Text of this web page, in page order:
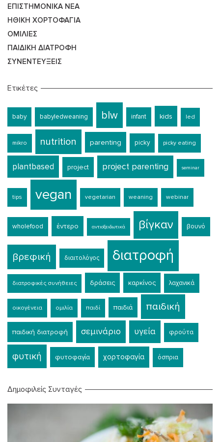
ΕΠΙΣΤΗΜΟΝΙΚΆ ΝΈΑ
ΗΘΙΚΉ ΧΟΡΤΟΦΑΓΊΑ
ΟΜΙΛΊΕΣ
ΠΑΙΔΙΚΉ ΔΙΑΤΡΟΦΉ
ΣΥΝΕΝΤΕΎΞΕΙΣ
Ετικέτες
baby babyledweaning blw infant kids led
mikro nutrition parenting picky picky eating
plantbased project project parenting seminar
tips vegan vegetarian weaning webinar
wholefood έντερο αντιοξειδωτικά βίγκαν βουνό
βρεφική διαιτολόγος διατροφή
διατροφικές συνήθειες δράσεις καρκίνος λαχανικά
οικογένεια ομιλία παιδί παιδιά παιδική
παιδική διατροφή σεμινάριο υγεία φρούτα
φυτική φυτοφαγία χορτοφαγία όσπρια
Δημοφιλείς Συνταγές